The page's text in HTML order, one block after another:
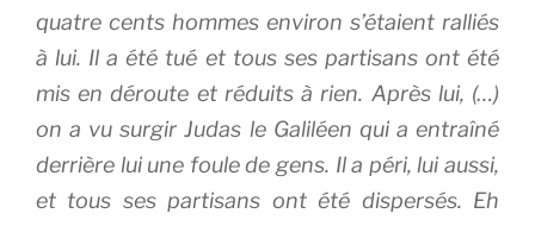
quatre cents hommes environ s’étaient ralliés
à lui. Il a été tué et tous ses partisans ont été
mis en déroute et réduits à rien. Après lui, (…)
on a vu surgir Judas le Galiléen qui a entraîné
derrière lui une foule de gens. Il a péri, lui aussi,
et tous ses partisans ont été dispersés. Eh